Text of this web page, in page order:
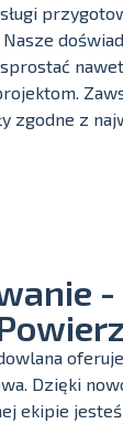
zgodne z
-
Dzięki
ekipie